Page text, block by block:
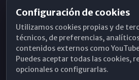
Horarios de Misa
Hemeroteca
WhatsApp
Configuración de cookies
Utilizamos cookies propias y de
técnicos, de preferencias,
contenidos externos como
Puedes aceptar todas las cookies,
opcionales o configurarlas.